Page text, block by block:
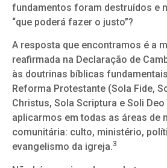
fundamentos foram destruídos e
“que poderá fazer o justo”?
A resposta que encontramos é a
reafirmada na Declaração de
às doutrinas bíblicas
Reforma Protestante (Sola Fide,
Christus, Sola Scriptura e Soli Deo
aplicarmos em todas as áreas de
comunitária: culto, ministério,
evangelismo da igreja.3